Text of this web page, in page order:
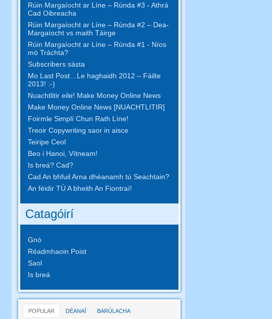
Rúin Margaíocht ar Líne – Rúnda #3 - Athrá
Cad Oibreacha
Rúin Margaíocht ar Líne – Rúnda #2 – Dea-
Margaíocht vs maith Táirge
Rúin Margaíocht ar Líne – Rúnda #1 - Níos
mó Tráchta?
Subscribers sásta
Mo Last Post…Le haghaidh 2012 – Fáilte
2013! :-)
Nuachtlitir eile! Make Money Online News
Make Money Online News [NUACHTLITIR]
Foirmle Simplí Chun Rath Líne!
Treoir Copywriting saor in aisce
Teiripe Ceol
Beo i Hanoi, Vítneam!
Is breá? Cad?
Cad An bhfuil Arna dhéanamh tú Seachtain?
An féidir TÚ A bheith An Fiontraí!
Catagóirí
Gnó
Réadmhaoin Poist
Saol
Is breá
POPULAR DÉANAÍ BARÚLACHA